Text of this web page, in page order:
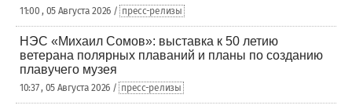
11:00 , 05 Августа 2026 / пресс-релизы
НЭС «Михаил Сомов»: выставка к 50 летию
ветерана полярных плаваний и планы по созданию
плавучего музея
10:37 , 05 Августа 2026 / пресс-релизы